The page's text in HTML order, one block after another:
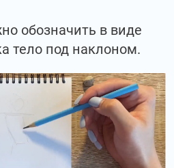
обозначить в виде
тело под наклоном.